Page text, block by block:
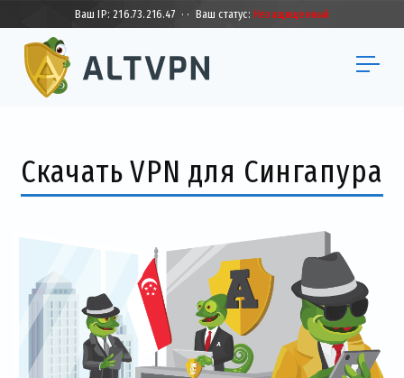
Ваш IP:216.73.216.47 · · Ваш статус: Незащищенный
Скачать VPN для Сингапура